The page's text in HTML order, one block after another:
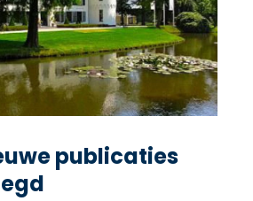
publicaties